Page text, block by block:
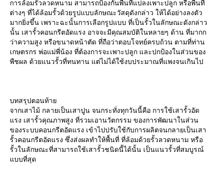
การล้อมรั้วลวดหนาม สามารถป้องกันพื้นที่แปลงเพาะปลูก หรือพื้นที่
ต่างๆ ที่ได้ล้อมรั้วด้วยรูปแบบลักษณะวัสดุดังกล่าว ให้ได้อย่างลงตัว
มากยิ่งขึ้น เพราะฉะนั้นการเลือกรูปแบบ ที่เป็นรั้วในลักษณะดังกล่าว
นั้น เสารั้วคอนกรีตอัดแรง อาจจะมีคุณสมบัติในหลายๆ ด้าน ที่มากก
ว่าความสูง หรือขนาดหน้าตัด ที่ถือว่าตอบโจทย์ครบถ้วน ตามที่ท่าน
เกษตรกร พ่อแม่พี่น้อง ที่ต้องการจะเพาะปลูก และปกป้องในส่วนของ
พืชผล ด้วยแนวรั้วที่ทนทาน แต่ไม่ได้ใช้งบประมาณที่แพงจนเกินไป
บทสรุปตอนท้าย
จากเสาไม้ กลายเป็นเสาปูน จนกระทั่งทุกวันนี้คือ การใช้เสารั้วอัด
แรง เสารั้วคุณภาพสูง ที่รวมเอานวัตกรรม ของการพัฒนาในส่วน
ของระบบคอนกรีตอัดแรง เข้าไปปรับใช้กับการผลิตจนกลายเป็นเสา
รั้วคอนกรีตอัดแรง ซึ่งส่งผลทำให้พื้นที่ ที่ล้อมด้วยรั้วลวดหนาม หรือ
รั้วในลักษณะที่สามารถใช้เสารั้วชนิดนี้ได้นั้น เป็นแนวรั้วที่สมบูรณ์
แบบที่สุด